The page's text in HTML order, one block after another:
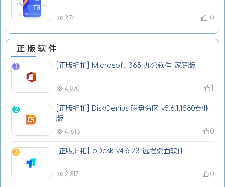
374 0
正版软件
[正版折扣] Microsoft 365 办公软件 家庭版
4,870
2
[正版折扣] DiskGenius 磁盘分区 v5.6.1.1580专业
版
4,613 0
3 [正版折扣]ToDesk v4.6.23 远程桌面软件
2,817 0